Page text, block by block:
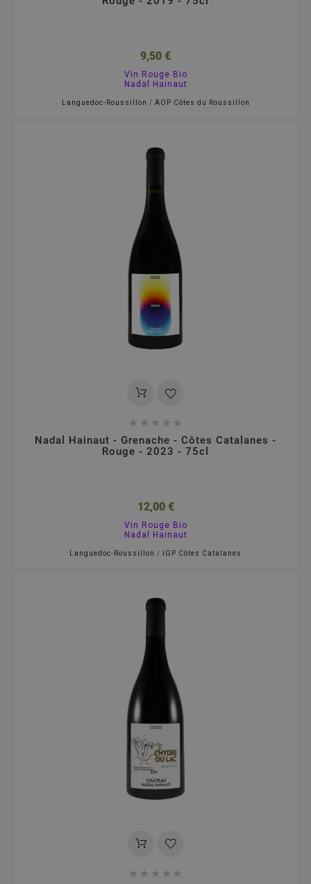
9,50 €
Vin Rouge Bio
Nadal Hainaut
Languedoc-Roussillon / AOP Côtes du Roussillon
    
Nadal Hainaut - Grenache - Côtes Catalanes -
Rouge - 2023 - 75cl
12,00 €
Vin Rouge Bio
Nadal Hainaut
Languedoc-Roussillon / IGP Côtes Catalanes
    